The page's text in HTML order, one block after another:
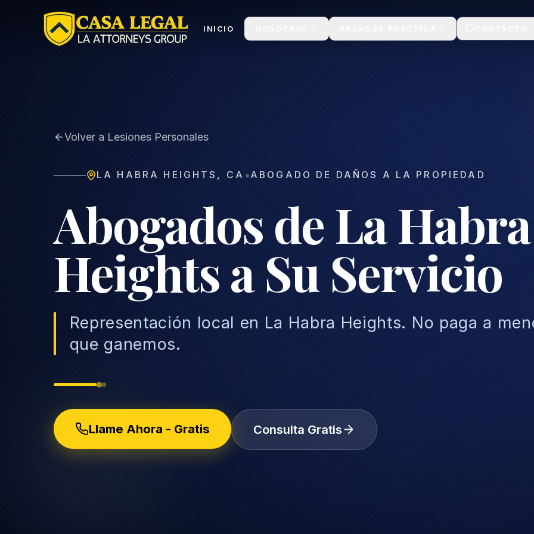
INICIO
Volver a Lesiones Personales
LA HABRA HEIGHTS , CA •ABOGADO DE DAÑOS A LA PROPIEDAD
Abogados de La Habra
Heights a Su Servicio
Representación local en La Habra Heights. No paga a
que ganemos.
Llame Ahora - Gratis Consulta Gratis